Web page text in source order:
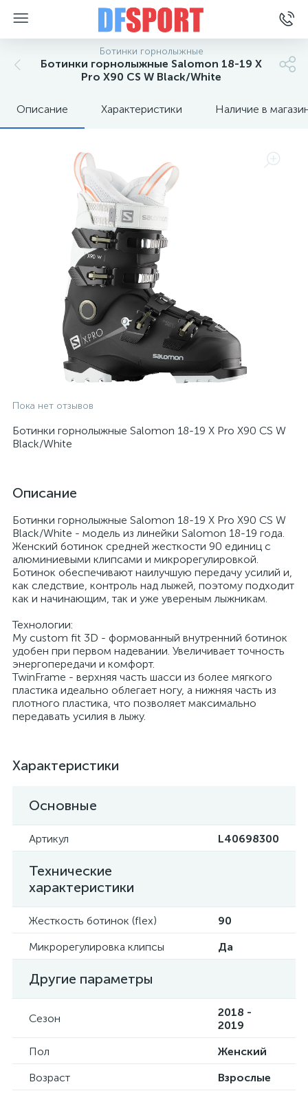
Ботинки горнолыжные
Ботинки горнолыжные Salomon 18-19 X
Pro X90 CS W Black/White
Описание Характеристики Наличие в
Пока нет отзывов
Ботинки горнолыжные Salomon 18-19 X Pro X90 CS W
Black/White
Описание
Ботинки горнолыжные Salomon 18-19 X Pro X90 CS W
Black/White - модель из линейки Salomon 18-19 года.
Женский ботинок средней жесткости 90 единиц с
алюминиевыми клипсами и микрорегулировкой.
Ботинок обеспечивают наилучшую передачу усилий и,
как следствие, контроль над лыжей, поэтому подходит
как и начинающим, так и уже увереным лыжникам.
Технологии:
My custom fit 3D - формованный внутренний ботинок
удобен при первом надевании. Увеличивает точность
энергопередачи и комфорт.
TwinFrame - верхняя часть шасси из более мягкого
пластика идеально облегает ногу, а нижняя часть из
плотного пластика, что позволяет максимально
передавать усилия в лыжу.
Характеристики
Основные
Артикул L40698300
Технические
характеристики
Жесткость ботинок (flex)
90
Микрорегулировка клипсы
Да
Другие параметры
Сезон
2018 -
2019
Пол
Женский
Возраст
Взрослые